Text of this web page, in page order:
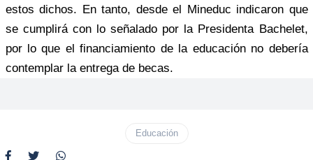
estos dichos. En tanto, desde el Mineduc indicaron que
se cumplirá con lo señalado por la Presidenta Bachelet,
por lo que el financiamiento de la educación no debería
contemplar la entrega de becas.
Educación